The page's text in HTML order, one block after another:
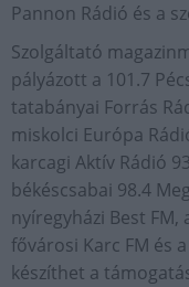
Pannon Rádió és a
Szolgáltató
pályázott a 101.7
tatabányai Forrás
miskolci Európa
karcagi Aktív Rádió
békéscsabai 98.4
nyíregyházi Best
fővárosi Karc FM és
készíthet a